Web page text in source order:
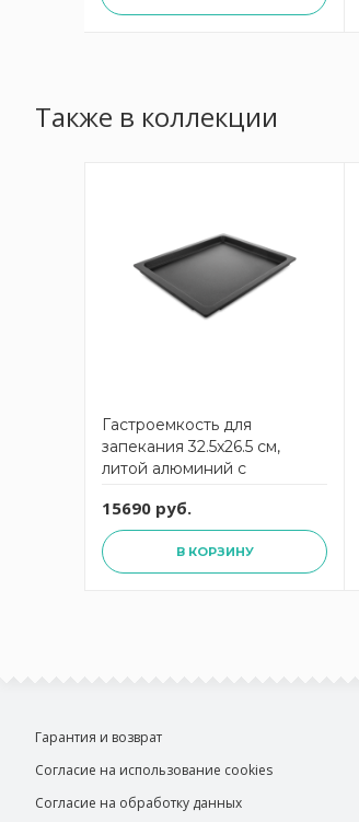
Также в коллекции
Гастроемкость для
запекания 32.5x26.5 см,
литой алюминий с
Gastronorm AMT
15690 руб.
В КОРЗИНУ
Гарантия и возврат
Согласие на использование cookies
Согласие на обработку данных